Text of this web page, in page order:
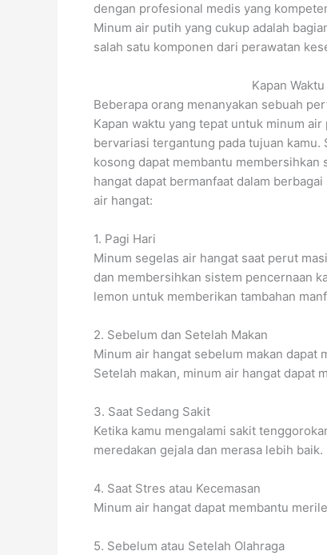
dengan profesional medis yang
Minum air putih yang cukup adalah
salah satu komponen dari perawatan
Kapan
Beberapa orang menanyakan sebuah
Kapan waktu yang tepat untuk minum
bervariasi tergantung pada tujuan
kosong dapat membantu
hangat dapat bermanfaat dalam
air hangat:
1. Pagi Hari
Minum segelas air hangat saat perut
dan membersihkan sistem pencernaan
lemon untuk memberikan tambahan
2. Sebelum dan Setelah Makan
Minum air hangat sebelum makan dapat
Setelah makan, minum air hangat dapat
3. Saat Sedang Sakit
Ketika kamu mengalami sakit
meredakan gejala dan merasa lebih baik.
4. Saat Stres atau Kecemasan
Minum air hangat dapat membantu
5. Sebelum atau Setelah Olahraga